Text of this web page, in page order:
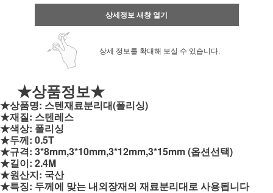
상세정보 새창 열기
상세 정보를 확대해 보실 수 있습니다.
★상품정보★
★상품명: 스텐재료분리대(폴리싱)
★재질: 스텐레스
★색상: 폴리싱
★두께: 0.5T
★규격: 3*8mm,3*10mm,3*12mm,3*15mm (옵션선택)
★길이: 2.4M
★원산지: 국산
★특징: 두께에 맞는 내외장재의 재료분리대로 사용됩니다